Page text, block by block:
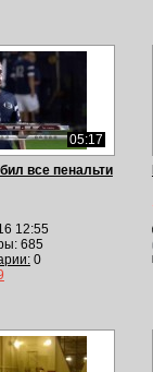
05:17
все пенальти
12:55
685
0